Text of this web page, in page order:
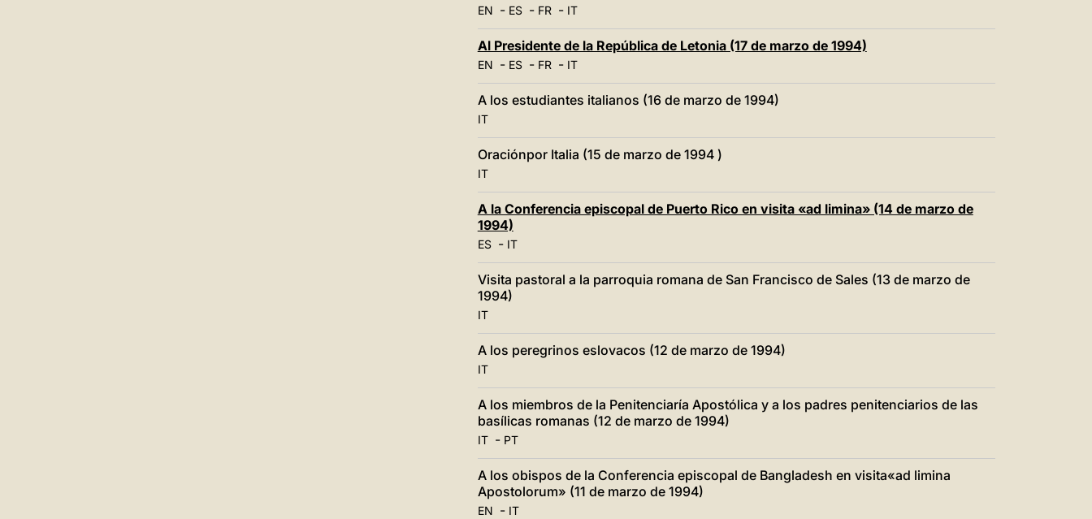
EN - ES- FR- IT
Al Presidente de la República de Letonia (17 de marzo de 1994)
EN - ES- FR- IT
A los estudiantes italianos (16 de marzo de 1994)
IT
Oraciónpor Italia (15 de marzo de 1994 )
IT
A la Conferencia episcopal de Puerto Rico en visita «ad limina» (14 de marzo de
1994)
ES- IT
Visita pastoral a la parroquia romana de San Francisco de Sales (13 de marzo de
1994)
IT
A los peregrinos eslovacos (12 de marzo de 1994)
IT
A los miembros de la Penitenciaría Apostólica y a los padres penitenciarios de las
basílicas romanas (12 de marzo de 1994)
IT- PT
A los obispos de la Conferencia episcopal de Bangladesh en visita«ad limina
Apostolorum» (11 de marzo de 1994)
EN - IT